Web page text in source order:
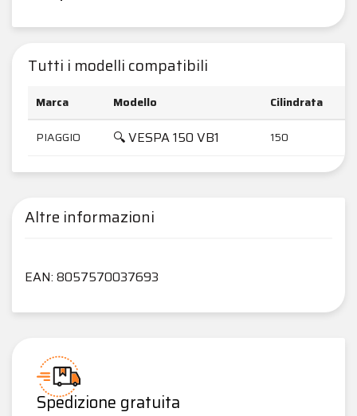
Tutti i modelli compatibili
Marca Modello
Cilindrata
PIAGGIO
🔍 VESPA 150 VB1 150
Altre informazioni
EAN: 8057570037693
Spedizione gratuita